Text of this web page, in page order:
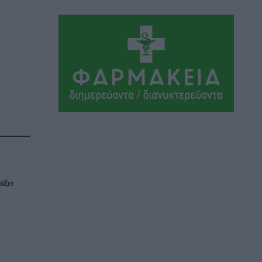
Συνελήφθη 37χρονη στη Ρόδο γιατί
είχε αφήσει τα τρία ανήλικα παιδιά της
χωρίς επιτήρηση
Τοπικές Ειδήσεις πριν 9 ώρες
Σταυρός Καλυθιών: Απέκτησε την